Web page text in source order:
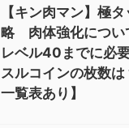
【キン肉マン】極
略 肉体強化につい
レベル40までに必
スルコインの枚数
一覧表あり】